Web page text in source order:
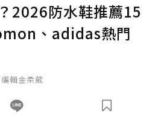
確認送出
：0點；前往 購買點數
2026防水鞋推薦15
、adidas熱門
輯金柔葳